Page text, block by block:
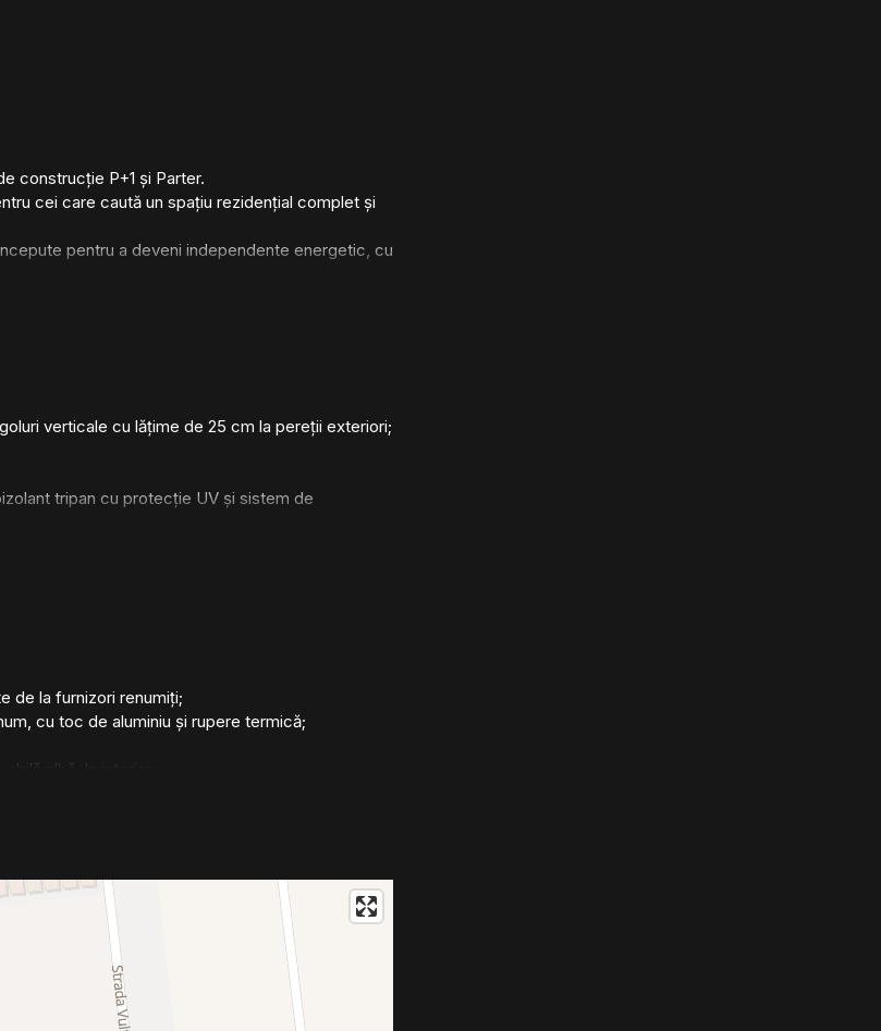
construcție P+1 și Parter.
cei care caută un spațiu rezidențial complet și
pentru a deveni independente energetic, cu
asigură o distribuție optimă a energiei și
care sunt conectate la un sistem de panouri
verticale cu lățime de 25 cm la pereții exteriori;
tripan cu protecție UV și sistem de
prin pardoseală;
de la furnizori renumiți;
cu toc de aluminiu și rupere termică;
albă, la interior.